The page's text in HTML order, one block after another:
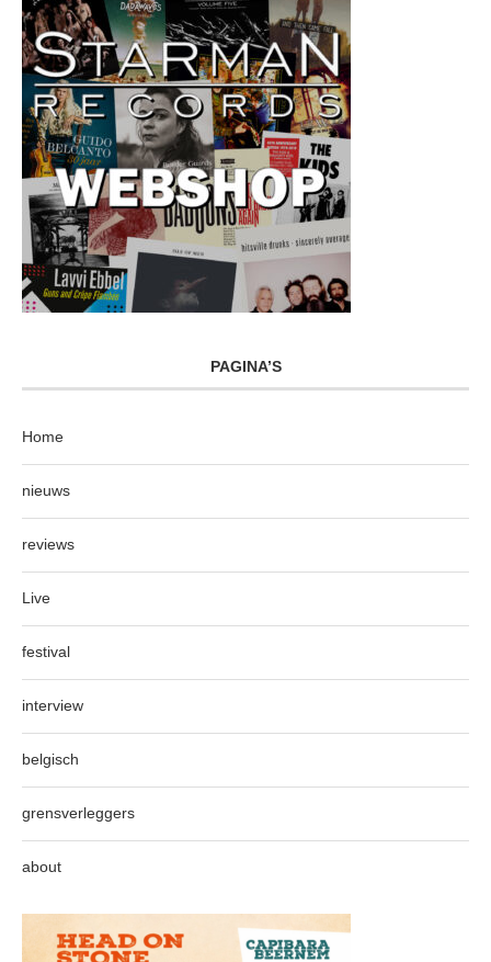
PAGINA’S
Home
nieuws
reviews
Live
festival
interview
belgisch
grensverleggers
about